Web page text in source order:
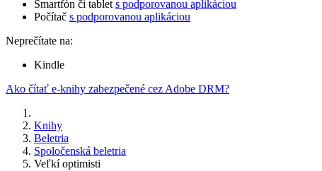
Smartfón či tablet s podporovanou aplikáciou
Počítač s podporovanou aplikáciou
Neprečítate na:
Kindle
Ako čítať e-knihy zabezpečené cez Adobe DRM?
Knihy
Beletria
Spoločenská beletria
Veľkí optimisti